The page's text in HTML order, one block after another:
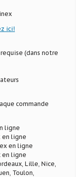
ici!
(dans notre
commande
ligne
en ligne
en ligne
en ligne
Lille, Nice,
Toulon,